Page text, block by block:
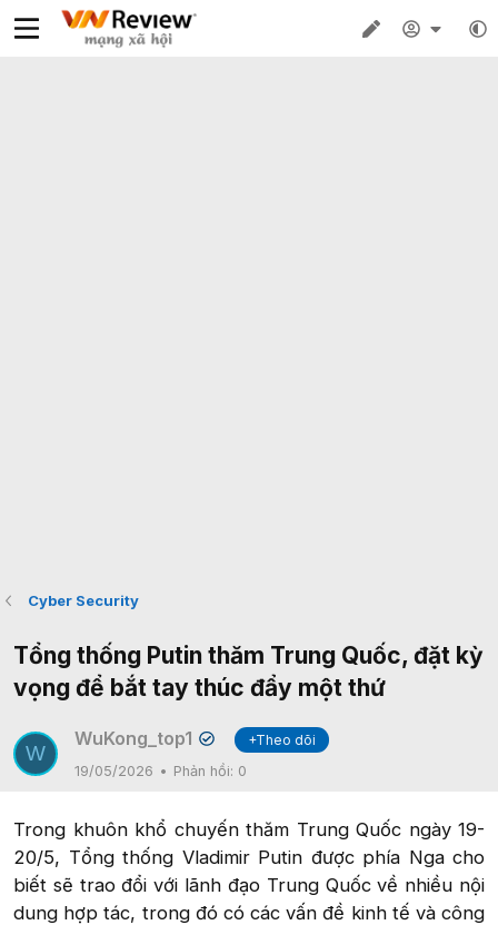
Cyber Security
Tổng thống Putin thăm Trung Quốc, đặt kỳ
vọng để bắt tay thúc đẩy một thứ
W
WuKong_top1 ✔
+Theo dõi
19/05/2026
Phản hồi: 0
Trong khuôn khổ chuyến thăm Trung Quốc ngày 19-
20/5, Tổng thống Vladimir Putin được phía Nga cho
biết sẽ trao đổi với lãnh đạo Trung Quốc về nhiều nội
dung hợp tác, trong đó có các vấn đề kinh tế và công